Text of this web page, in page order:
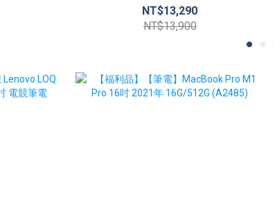
命徵象 睡眠追蹤
NT$13,290
NT$13,900